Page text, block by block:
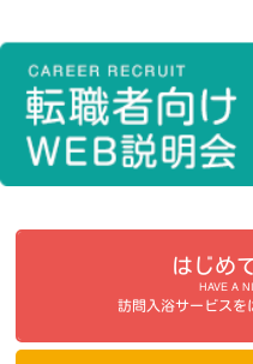
はじめ
HAVE A
訪問入浴サービスを